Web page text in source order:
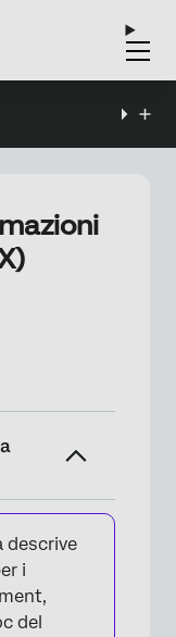
informazioni
descrive
i
del